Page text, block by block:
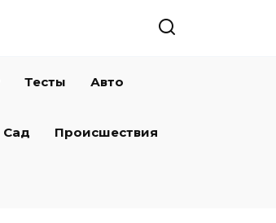
Тесты Авто
Сад Происшествия